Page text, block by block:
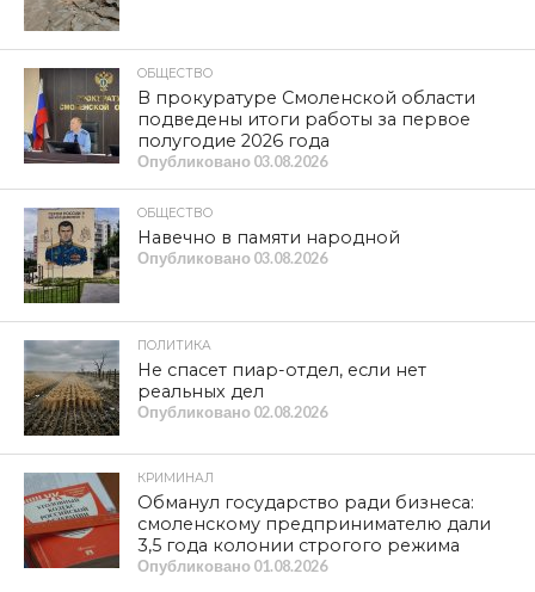
ОБЩЕСТВО
В прокуратуре Смоленской области
подведены итоги работы за первое
полугодие 2026 года
Опубликовано 03.08.2026
ОБЩЕСТВО
Навечно в памяти народной
Опубликовано 03.08.2026
ПОЛИТИКА
Не спасет пиар-отдел, если нет
реальных дел
Опубликовано 02.08.2026
КРИМИНАЛ
Обманул государство ради бизнеса:
смоленскому предпринимателю дали
3,5 года колонии строгого режима
Опубликовано 01.08.2026